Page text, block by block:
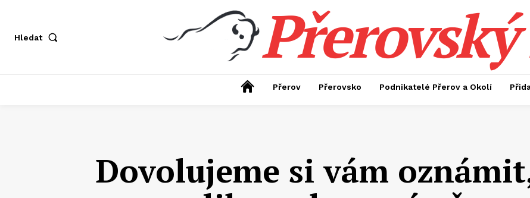
Hledat
Přerov Přerovsko Podnikatelé Přerov a Okolí
Dovolujeme si vám